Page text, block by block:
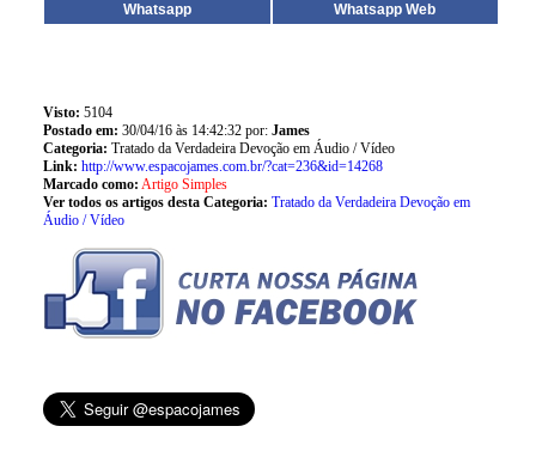
Whatsapp
Whatsapp Web
Visto: 5104
Postado em: 30/04/16 às 14:42:32 por: James
Categoria: Tratado da Verdadeira Devoção em Áudio / Vídeo
Link: http://www.espacojames.com.br/?cat=236&id=14268
Marcado como: Artigo Simples
Ver todos os artigos desta Categoria: Tratado da Verdadeira Devoção em
Áudio / Vídeo